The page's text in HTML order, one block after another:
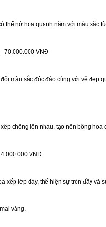
thể nở hoa quanh năm với màu sắc
70.000.000 VNĐ
màu sắc độc đáo cùng với vẻ đẹp
chồng lên nhau, tạo nên bông hoa
VNĐ
xếp lớp dày, thể hiện sự tròn đầy và
vàng.